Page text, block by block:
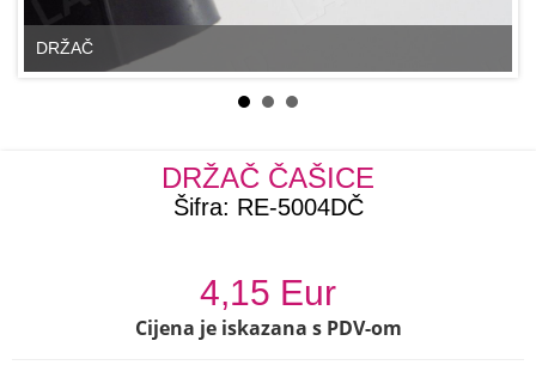
DRŽAČ
DRŽAČ ČAŠICE
Šifra: RE-5004DČ
4,15 Eur
Cijena je iskazana s PDV-om